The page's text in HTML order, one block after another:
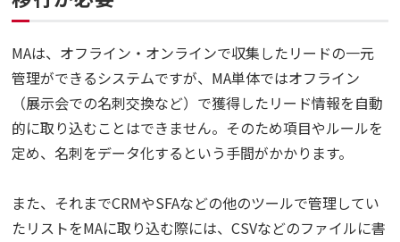
MAは、オフライン・オンラインで収集したリードの一元
管理ができるシステムですが、MA単体ではオフライン
（展示会での名刺交換など）で獲得したリード情報を自動
的に取り込むことはできません。そのため項目やルールを
定め、名刺をデータ化するという手間がかかります。
また、それまでCRMやSFAなどの他のツールで管理してい
たリストをMAに取り込む際には、CSVなどのファイルに書